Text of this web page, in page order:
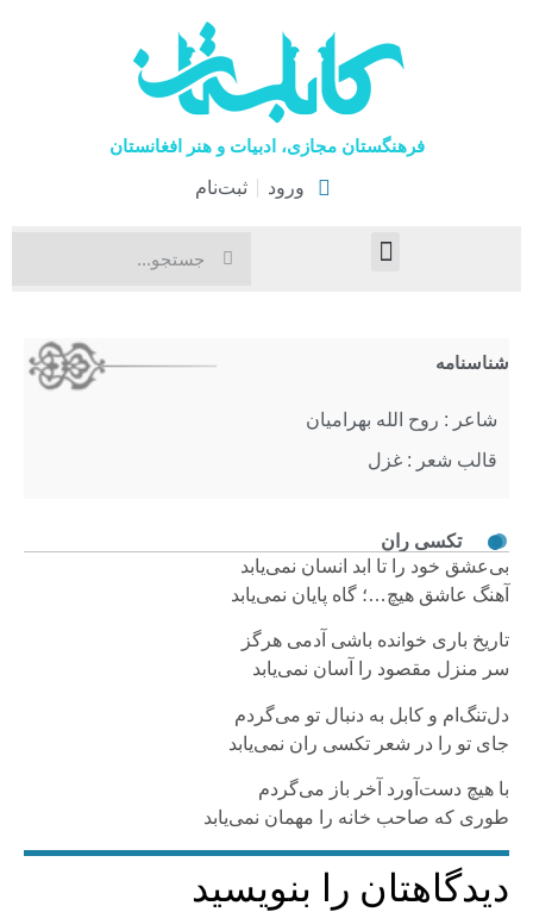
فرهنگستان مجازی، ادبیات و هنر افغانستان
ورود ثبت‌نام
تکسی ران
بی‌عشق خود را تا ابد انسان نمی‌یابد
آهنگ عاشق هیچ…؛ گاه پایان نمی‌یابد
تاریخ باری خوانده باشی آدمی هرگز
سر منزل مقصود را آسان نمی‌یابد
دل‌تنگ‌ام و کابل به دنبال تو می‌گردم
جای تو را در شعر تکسی ران نمی‌یابد
با هیچ دست‌آورد آخر باز می‌گردم
طوری که صاحب خانه را مهمان نمی‌یابد
دیدگاهتان را بنویسید
شناسنامه
شاعر : روح الله بهرامیان
قالب شعر : غزل